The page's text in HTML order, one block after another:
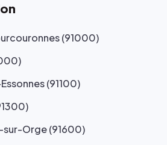
(91000)
(91100)
sur-Orge (91600)